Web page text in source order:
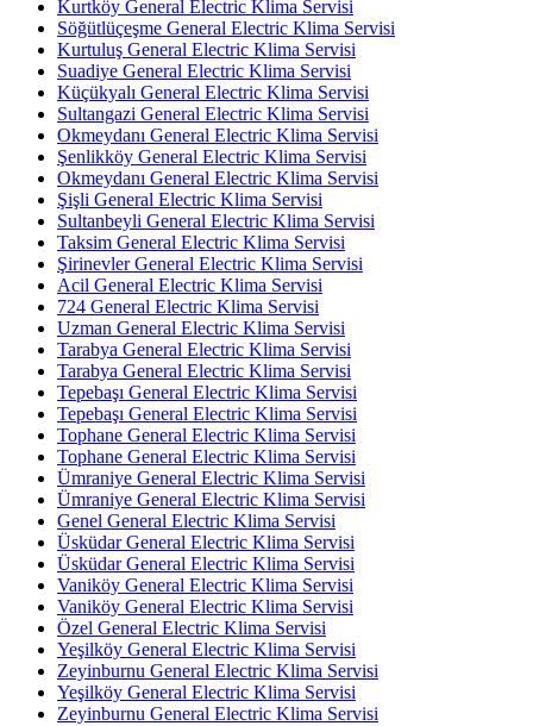
Kurtköy General Electric Klima Servisi
Söğütlüçeşme General Electric Klima Servisi
Kurtuluş General Electric Klima Servisi
Suadiye General Electric Klima Servisi
Küçükyalı General Electric Klima Servisi
Sultangazi General Electric Klima Servisi
Okmeydanı General Electric Klima Servisi
Şenlikköy General Electric Klima Servisi
Okmeydanı General Electric Klima Servisi
Şişli General Electric Klima Servisi
Sultanbeyli General Electric Klima Servisi
Taksim General Electric Klima Servisi
Şirinevler General Electric Klima Servisi
Acil General Electric Klima Servisi
724 General Electric Klima Servisi
Uzman General Electric Klima Servisi
Tarabya General Electric Klima Servisi
Tarabya General Electric Klima Servisi
Tepebaşı General Electric Klima Servisi
Tepebaşı General Electric Klima Servisi
Tophane General Electric Klima Servisi
Tophane General Electric Klima Servisi
Ümraniye General Electric Klima Servisi
Ümraniye General Electric Klima Servisi
Genel General Electric Klima Servisi
Üsküdar General Electric Klima Servisi
Üsküdar General Electric Klima Servisi
Vaniköy General Electric Klima Servisi
Vaniköy General Electric Klima Servisi
Özel General Electric Klima Servisi
Yeşilköy General Electric Klima Servisi
Zeyinburnu General Electric Klima Servisi
Yeşilköy General Electric Klima Servisi
Zeyinburnu General Electric Klima Servisi